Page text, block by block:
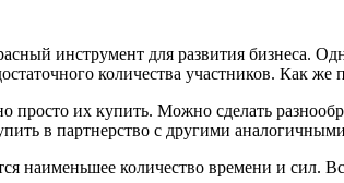
инструмент для развития бизнеса.
количества участников. Как
их купить. Можно сделать
в партнерство с другими
наименьшее количество времени и сил.